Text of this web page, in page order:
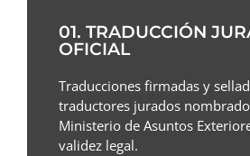
01. TRADUCCIÓN
OFICIAL
Traducciones firmadas y
traductores jurados
Ministerio de Asuntos
validez legal.